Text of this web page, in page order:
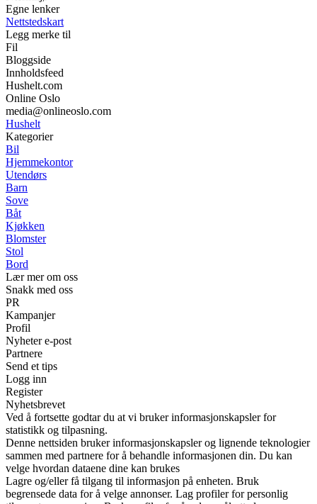
Egne lenker
Nettstedskart
Legg merke til
Fil
Bloggside
Innholdsfeed
Hushelt.com
Online Oslo
media@onlineoslo.com
Hushelt
Kategorier
Bil
Hjemmekontor
Utendørs
Barn
Sove
Båt
Kjøkken
Blomster
Stol
Bord
Lær mer om oss
Snakk med oss
PR
Kampanjer
Profil
Nyheter e-post
Partnere
Send et tips
Logg inn
Register
Nyhetsbrevet
Ved å fortsette godtar du at vi bruker informasjonskapsler for
statistikk og tilpasning.
Denne nettsiden bruker informasjonskapsler og lignende teknologier
sammen med partnere for å behandle informasjonen din. Du kan
velge hvordan dataene dine kan brukes
Lagre og/eller få tilgang til informasjon på enheten. Bruk
begrensede data for å velge annonser. Lag profiler for personlig